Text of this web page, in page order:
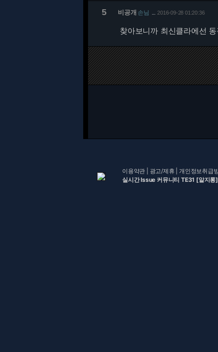
5 비공개 손님 2016-09-28 01:20:36
찾아보니까 최신클라에선
이용약관 광고/제휴 |개인정보취급
실시간 Issue 커뮤니티 TE31 [알지